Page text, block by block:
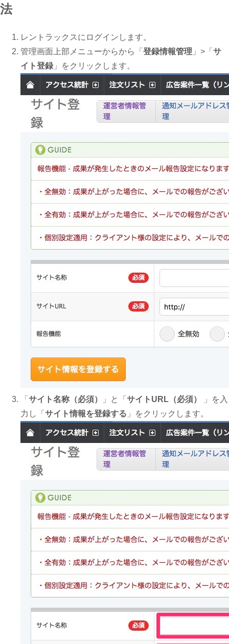
法
レントラックスにログインします。
管理画面上部メニューからから「 登録情報管理 」>「 サ
イト登録 」をクリックします。
「 サイト名称（必須） 」と「 サイトURL（必須）
」を入
力し「 サイト情報を登録する 」をクリックします。